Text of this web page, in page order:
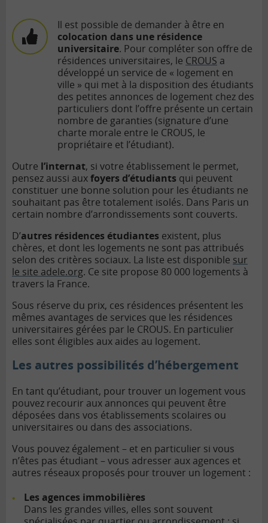
Il est possible de demander à être en
colocation dans une résidence
universitaire. Pour compléter son offre de
résidences universitaires, le CROUS a
développé un service de « logement en
ville » qui met à la disposition des étudiants
des petites annonces de logement chez des
particuliers dont l’offre présente un certain
nombre de garanties (signature d’une
charte morale entre le CROUS, le
propriétaire et l’étudiant).
Outre l’internat, si votre établissement le permet,
pensez aussi auxfoyers d’étudiants qui peuvent
constituer une bonne solution pour les étudiants ne
souhaitant pas être totalement isolés. Dans Paris un
certain nombre d’arrondissements sont couverts.
D’autres résidences étudiantes existent, plus
chères, et dont les logements ne sont pas attribués
selon des critères sociaux. La liste est disponible sur
le site adele.org. Ce site propose 80 000 logements à
travers la France.
Sous réserve du prix, ces résidences présentent les
mêmes avantages de services que les résidences
universitaires gérées par le CROUS. En particulier
elles sont éligibles aux aides au logement.
Les autres possibilités d’hébergement
En tant qu’étudiant, pour trouver un logement vous
pouvez recourir aux annonces qui peuvent être
déposées dans vos établissements scolaires ou
universitaires ou dans des associations.
Vous pouvez également – et en particulier si vous
n’êtes pas étudiant – vous adresser aux agences et
autres réseaux proposés pour trouver un logement :
Les agences immobilières
Dans les grandes villes, elles sont souvent